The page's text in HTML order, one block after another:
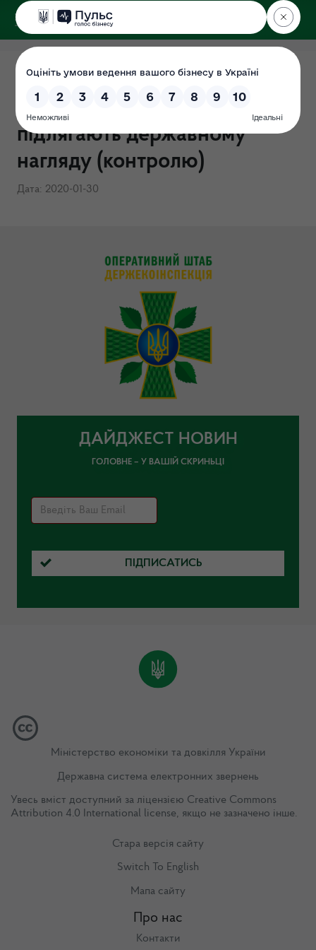
ДЕРЖЕКОІНСПЕКЦІЯ
Перелік суб'єктів
господарювання, що
підлягають державному
нагляду (контролю)
Дата: 2020-01-30
ДАЙДЖЕСТ НОВИН
ГОЛОВНЕ – У ВАШІЙ СКРИНЬЦІ
ПІДПИСАТИСЬ
Міністерство економіки та довкілля України
Державна система електронних звернень
Увесь вміст доступний за ліцензією Creative Commons
Attribution 4.0 International license, якщо не зазначено інше.
Стара версія сайту
Switch To English
Мапа сайту
Про нас
Контакти